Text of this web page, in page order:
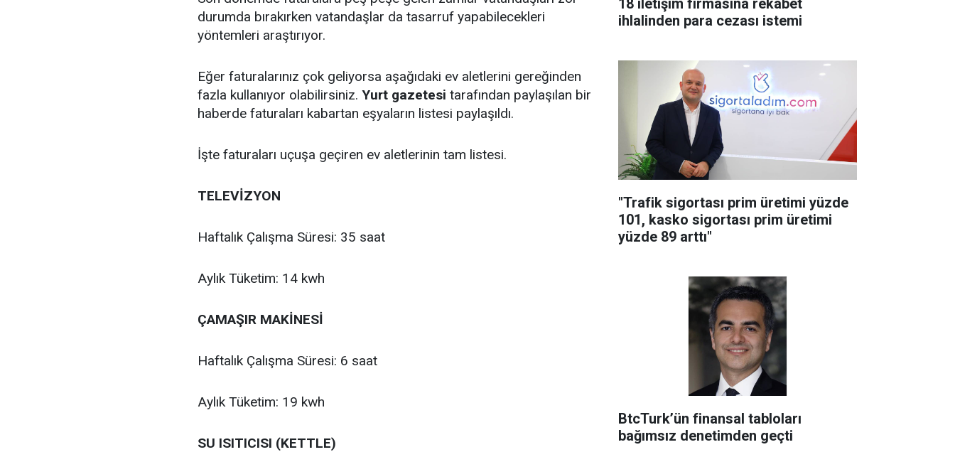
durumda bırakırken vatandaşlar da tasarruf yapabilecekleri
yöntemleri araştırıyor.
Eğer faturalarınız çok geliyorsa aşağıdaki ev aletlerini gereğinden
fazla kullanıyor olabilirsiniz. Yurt gazetesi tarafından paylaşılan bir
haberde faturaları kabartan eşyaların listesi paylaşıldı.
İşte faturaları uçuşa geçiren ev aletlerinin tam listesi.
TELEVİZYON
Haftalık Çalışma Süresi: 35 saat
Aylık Tüketim: 14 kwh
ÇAMAŞIR MAKİNESİ
Haftalık Çalışma Süresi: 6 saat
Aylık Tüketim: 19 kwh
SU ISITICISI (KETTLE)
18 iletişim firmasına rekabet
ihlalinden para cezası istemi
"Trafik sigortası prim üretimi yüzde
101, kasko sigortası prim üretimi
yüzde 89 arttı"
BtcTurk’ün finansal tabloları
bağımsız denetimden geçti